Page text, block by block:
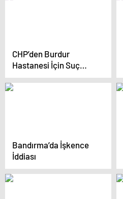
CHP’den Burdur
Hastanesi İçin Suç
Duyurusu
Bandırma’da İşkence
İddiası